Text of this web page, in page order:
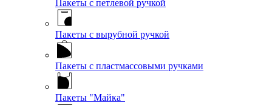
Пакеты с петлевой ручкой
Пакеты с вырубной ручкой
Пакеты с пластмассовыми ручками
Пакеты "Майка"